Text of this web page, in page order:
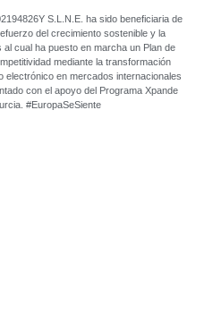
S.L.N.E. ha sido beneficiaria de
del crecimiento sostenible y la
cual ha puesto en marcha un Plan de
mediante la transformación
electrónico en mercados internacionales
con el apoyo del Programa Xpande
#EuropaSeSiente